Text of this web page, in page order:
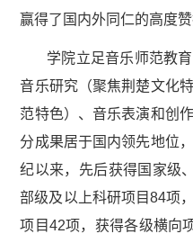
赢得了国内外同仁的高度赞
学院立足音乐师范教育
音乐研究（聚焦荆楚文化
范特色）、音乐表演和创
分成果居于国内领先地位
纪以来，先后获得国家级
部级及以上科研项目84项
项目42项，获得各级横向